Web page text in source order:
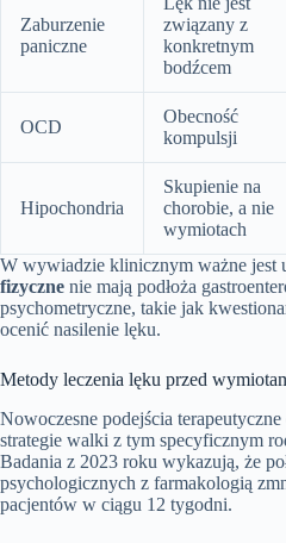
Zaburzenie
paniczne
związany z
konkretnym
bodźcem
OCD
Obecność
kompulsji
Hipochondria
Skupienie na
chorobie, a nie
wymiotach
W wywiadzie klinicznym ważne jest
fizyczne nie mają podłoża
psychometryczne, takie jak
ocenić nasilenie lęku.
Metody leczenia lęku przed
Nowoczesne podejścia
strategie walki z tym specyficznym
Badania z 2023 roku wykazują, że
psychologicznych z farmakologią
pacjentów w ciągu 12 tygodni.